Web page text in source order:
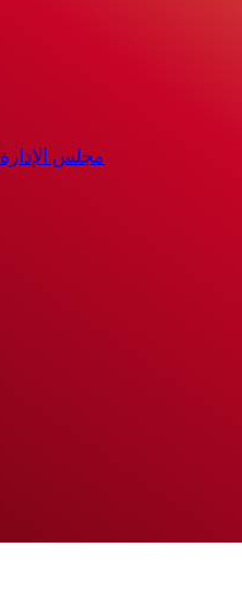
مجلس الإدارة